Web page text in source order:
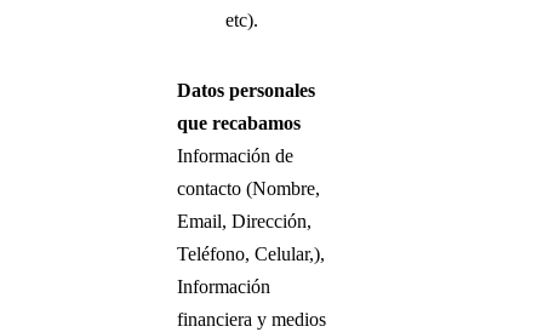
etc).
Datos personales
que recabamos
Información de
contacto (Nombre,
Email, Dirección,
Teléfono, Celular,),
Información
financiera y medios